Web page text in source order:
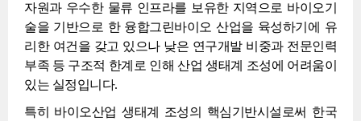
자원과 우수한 물류 인프라를 보유한 지역으로 바이오기
술을 기반으로 한 융합그린바이오 산업을 육성하기에 유
리한 여건을 갖고 있으나 낮은 연구개발 비중과 전문인력
부족 등 구조적 한계로 인해 산업 생태계 조성에 어려움이
있는 실정입니다.
특히 바이오산업 생태계 조성의 핵심기반시설로써 한국